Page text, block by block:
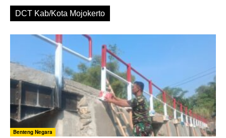
DCT Kab/Kota Mojokerto
Benteng Negara